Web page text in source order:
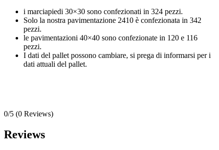
i marciapiedi 30×30 sono confezionati in 324 pezzi.
Solo la nostra pavimentazione 2410 è confezionata in 342
pezzi.
le pavimentazioni 40×40 sono confezionate in 120 e 116
pezzi.
I dati del pallet possono cambiare, si prega di informarsi per i
dati attuali del pallet.
0/5 (0 Reviews)
Reviews